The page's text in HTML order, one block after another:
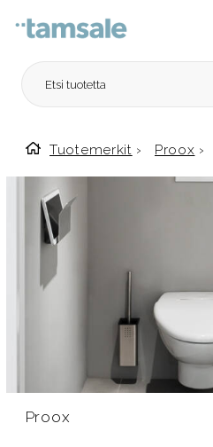
Etusivulle
Tuotemerkit › Proox ›
Proox